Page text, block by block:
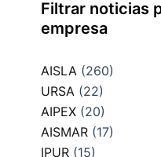
Filtrar noticias
empresa
AISLA (260)
URSA (22)
AIPEX (20)
AISMAR (17)
IPUR (15)